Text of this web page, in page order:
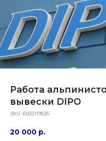
Работа
вывески DIPO
SKU: 6032119535
20 000 р.